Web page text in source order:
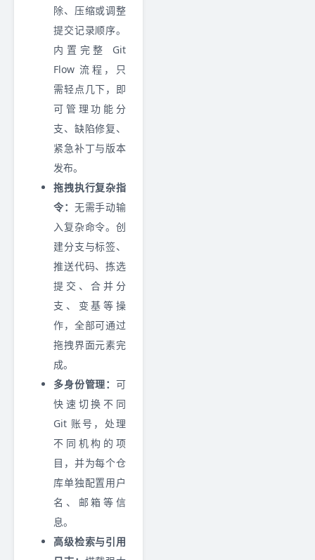
除、压缩或调整
提交记录顺序。
内置完整 Git
Flow 流程，只
需轻点几下，即
可管理功能分
支、缺陷修复、
紧急补丁与版本
发布。
拖拽执行复杂指
令： 无需手动输
入复杂命令。创
建分支与标签、
推送代码、拣选
提交、合并分
支、变基等操
作，全部可通过
拖拽界面元素完
成。
多身份管理： 可
快速切换不同
Git 账号，处理
不同机构的项
目，并为每个仓
库单独配置用户
名、邮箱等信
息。
高级检索与引用